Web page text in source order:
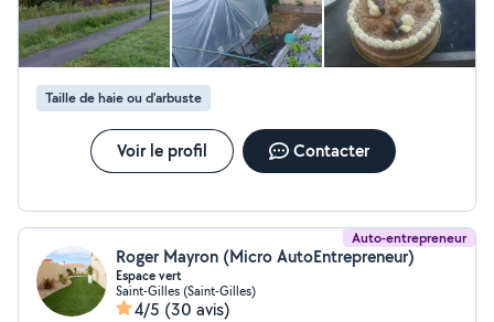
Taille de haie ou d'arbuste
Voir le profil Contacter
Auto-entrepreneur
Roger Mayron (Micro AutoEntrepreneur)
Espace vert
Saint-Gilles (Saint-Gilles)
4/5 (30 avis)